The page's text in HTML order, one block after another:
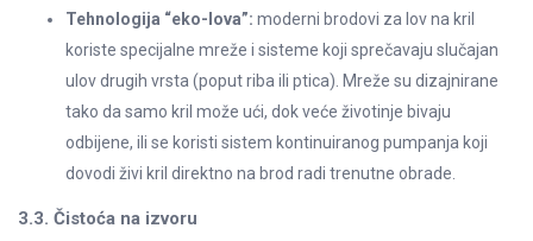
Tehnologija “eko-lova”: moderni brodovi za lov na kril
koriste specijalne mreže i sisteme koji sprečavaju slučajan
ulov drugih vrsta (poput riba ili ptica). Mreže su dizajnirane
tako da samo kril može ući, dok veće životinje bivaju
odbijene, ili se koristi sistem kontinuiranog pumpanja koji
dovodi živi kril direktno na brod radi trenutne obrade.
3.3. Čistoća na izvoru